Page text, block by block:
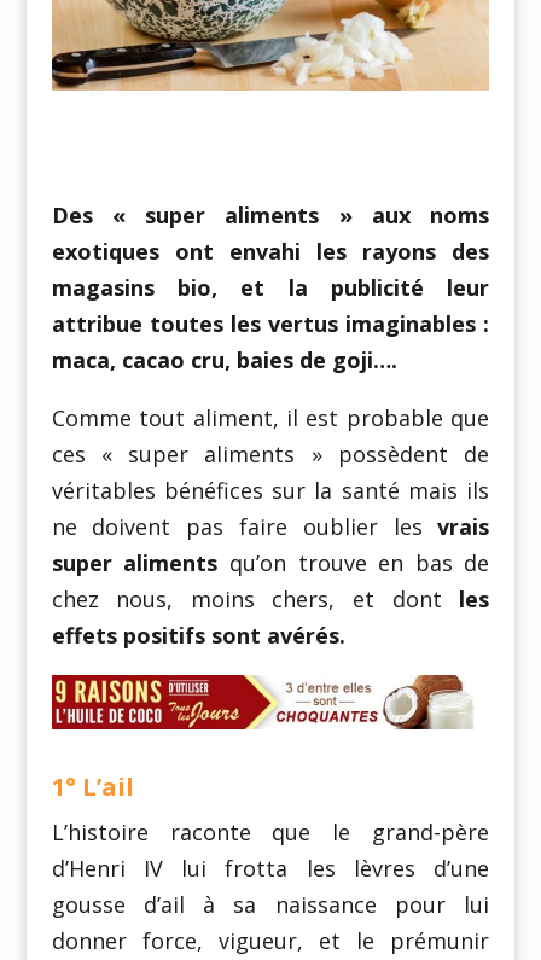
Des « super aliments » aux noms
exotiques ont envahi les rayons des
magasins bio, et la publicité leur
attribue toutes les vertus imaginables :
maca, cacao cru, baies de goji….
Comme tout aliment, il est probable que
ces « super aliments » possèdent de
véritables bénéfices sur la santé mais ils
ne doivent pas faire oublier lesvrais
super aliments qu’on trouve en bas de
chez nous, moins chers, et dont les
effets positifs sont avérés.
1° L’ail
L’histoire raconte que le grand-père
d’Henri IV lui frotta les lèvres d’une
gousse d’ail à sa naissance pour lui
donner force, vigueur, et le prémunir